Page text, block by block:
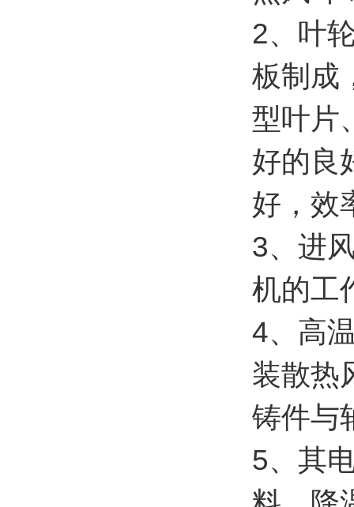
2、叶
板制成
型叶片
好的良
好，效
3、进
机的工
4、高
装散热
铸件与
5、其